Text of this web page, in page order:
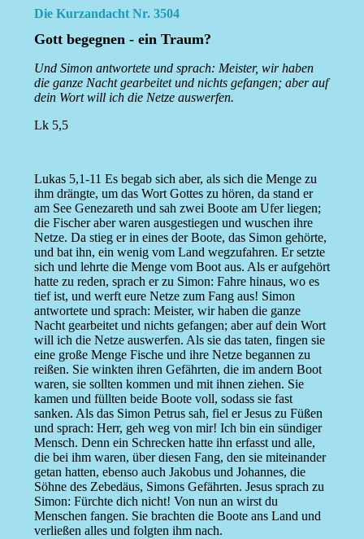
Die Kurzandacht Nr. 3504
Gott begegnen - ein Traum?
Und Simon antwortete und sprach: Meister, wir haben
die ganze Nacht gearbeitet und nichts gefangen; aber auf
dein Wort will ich die Netze auswerfen.
Lk 5,5
Lukas 5,1-11 Es begab sich aber, als sich die Menge zu
ihm drängte, um das Wort Gottes zu hören, da stand er
am See Genezareth und sah zwei Boote am Ufer liegen;
die Fischer aber waren ausgestiegen und wuschen ihre
Netze. Da stieg er in eines der Boote, das Simon gehörte,
und bat ihn, ein wenig vom Land wegzufahren. Er setzte
sich und lehrte die Menge vom Boot aus. Als er aufgehört
hatte zu reden, sprach er zu Simon: Fahre hinaus, wo es
tief ist, und werft eure Netze zum Fang aus! Simon
antwortete und sprach: Meister, wir haben die ganze
Nacht gearbeitet und nichts gefangen; aber auf dein Wort
will ich die Netze auswerfen. Als sie das taten, fingen sie
eine große Menge Fische und ihre Netze begannen zu
reißen. Sie winkten ihren Gefährten, die im andern Boot
waren, sie sollten kommen und mit ihnen ziehen. Sie
kamen und füllten beide Boote voll, sodass sie fast
sanken. Als das Simon Petrus sah, fiel er Jesus zu Füßen
und sprach: Herr, geh weg von mir! Ich bin ein sündiger
Mensch. Denn ein Schrecken hatte ihn erfasst und alle,
die bei ihm waren, über diesen Fang, den sie miteinander
getan hatten, ebenso auch Jakobus und Johannes, die
Söhne des Zebedäus, Simons Gefährten. Jesus sprach zu
Simon: Fürchte dich nicht! Von nun an wirst du
Menschen fangen. Sie brachten die Boote ans Land und
verließen alles und folgten ihm nach.